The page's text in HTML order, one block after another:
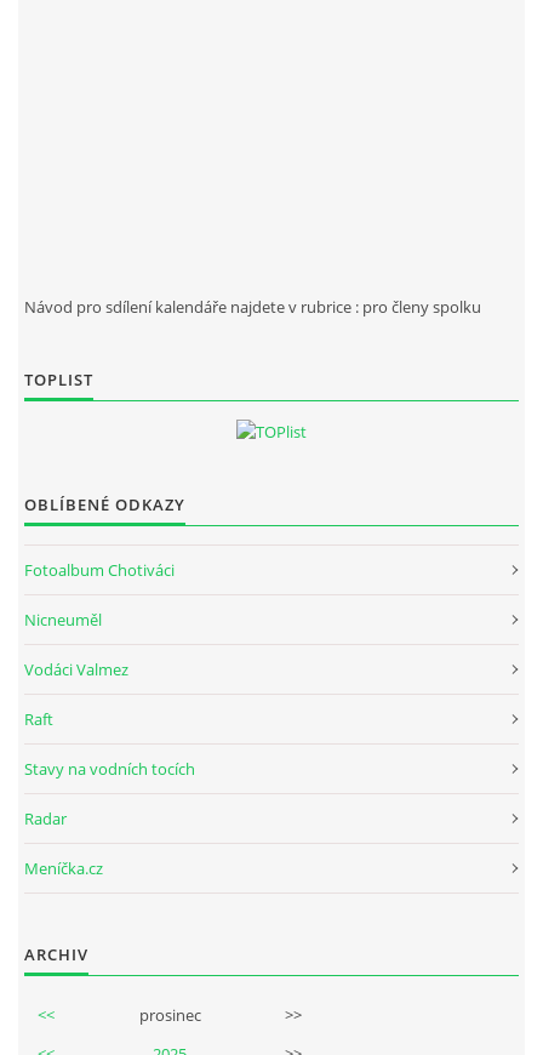
Návod pro sdílení kalendáře najdete v rubrice : pro členy spolku
TOPLIST
OBLÍBENÉ ODKAZY
Fotoalbum Chotiváci
Nicneuměl
Vodáci Valmez
Raft
Stavy na vodních tocích
Radar
Meníčka.cz
ARCHIV
<< prosinec
>>